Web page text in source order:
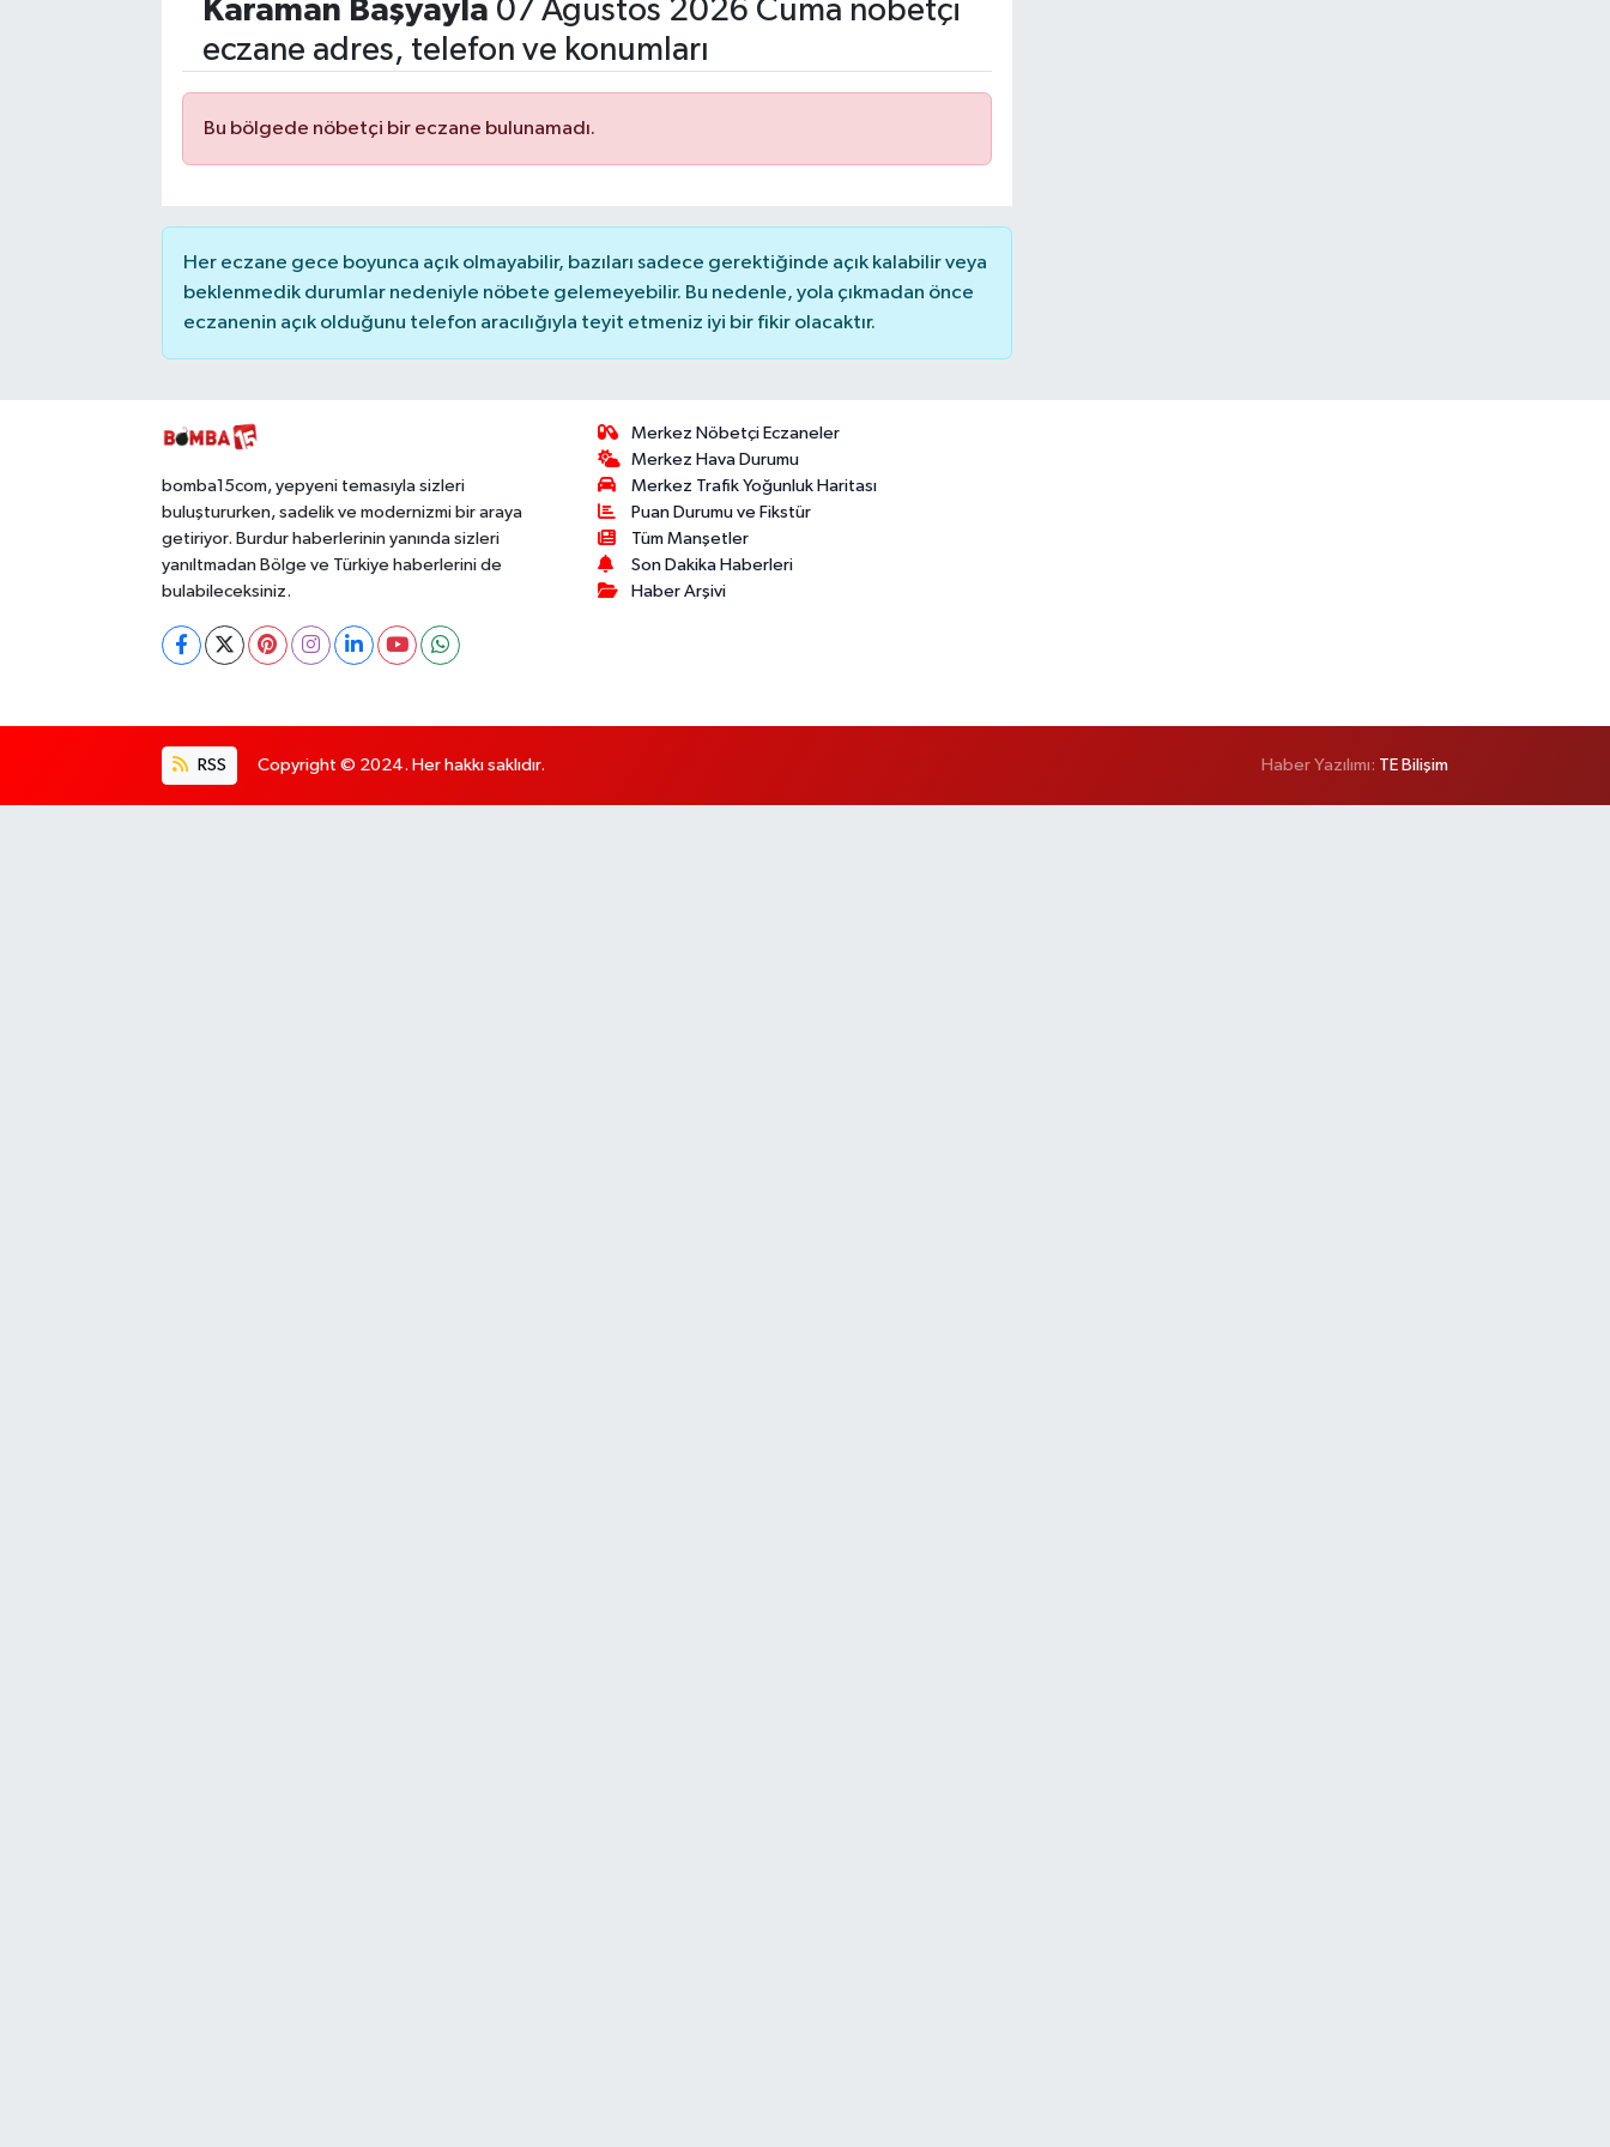
Karaman Başyayla 07 Ağustos 2026 Cuma nöbetçi
eczane adres, telefon ve konumları
Bu bölgede nöbetçi bir eczane bulunamadı.
Her eczane gece boyunca açık olmayabilir, bazıları sadece gerektiğinde açık kalabilir veya
beklenmedik durumlar nedeniyle nöbete gelemeyebilir. Bu nedenle, yola çıkmadan önce
eczanenin açık olduğunu telefon aracılığıyla teyit etmeniz iyi bir fikir olacaktır.
bomba15com, yepyeni temasıyla sizleri
buluştururken, sadelik ve modernizmi bir araya
getiriyor. Burdur haberlerinin yanında sizleri
yanıltmadan Bölge ve Türkiye haberlerini de
bulabileceksiniz.
Merkez Nöbetçi Eczaneler
Merkez Hava Durumu
Merkez Trafik Yoğunluk Haritası
Puan Durumu ve Fikstür
Tüm Manşetler
Son Dakika Haberleri
Haber Arşivi
RSS Copyright © 2024. Her hakkı saklıdır. Haber Yazılımı: TE Bilişim